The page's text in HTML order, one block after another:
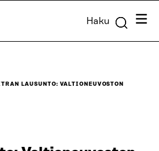
Haku
LAUSUNTO: VALTIONEUVOSTON